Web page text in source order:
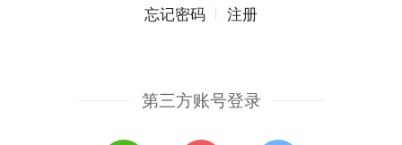
忘记密码 注册
第三方账号登录